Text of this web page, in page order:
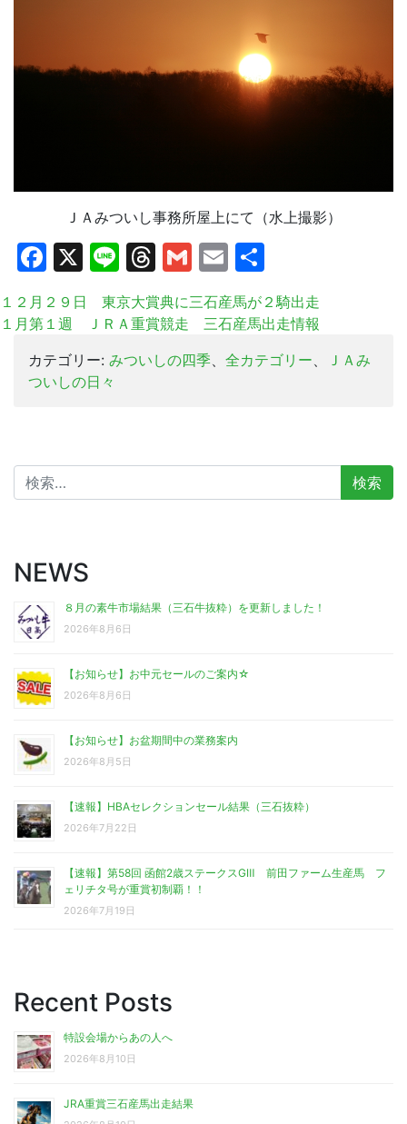
ＪＡみついし事務所屋上にて（水上撮影）
Facebook
X LineThreads
Gmail
Email
１２月２９日 東京大賞典に三石産馬が２騎出走
１月第１週 ＪＲＡ重賞競走 三石産馬出走情報
カテゴリー: みついしの四季 全カテゴリー
ＪＡみ
ついしの日々
検
索:
NEWS
８月の素牛市場結果（三石牛抜粋）を更新しました！
2026年8月6日
【お知らせ】お中元セールのご案内☆
2026年8月6日
【お知らせ】お盆期間中の業務案内
2026年8月5日
【速報】HBAセレクションセール結果（三石抜粋）
2026年7月22日
【速報】第58回 函館2歳ステークスGⅢ 前田ファーム生産馬 フ
ェリチタ号が重賞初制覇！！
2026年7月19日
Recent Posts
特設会場からあの人へ
2026年8月10日
JRA重賞三石産馬出走結果